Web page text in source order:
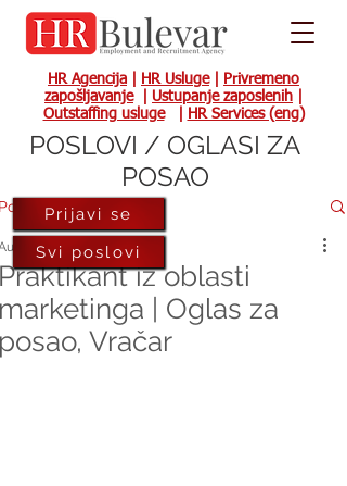
HR Agencija HR Usluge|
Privremeno
zapošljavanje| Ustupanje zaposlenih
Outstaffing usluge| HR Services (eng)
iz oblasti
| Oglas za
Vračar
15, 2023
Prijavi se
Svi poslovi
POSLOVI / OGLASI ZA
POSAO